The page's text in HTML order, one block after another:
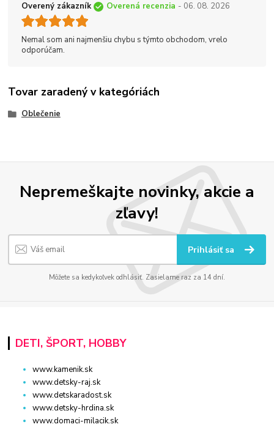
Overený zákazník Overená recenzia - 06. 08. 2026
Nemal som ani najmenšiu chybu s týmto obchodom, vrelo
odporúčam.
Tovar zaradený v kategóriách
Oblečenie
Nepremeškajte novinky, akcie a
zľavy!
Prihlásiť sa
Môžete sa kedykoľvek odhlásiť. Zasielame raz za 14 dní.
DETI, ŠPORT, HOBBY
www.kamenik.sk
www.detsky-raj.sk
www.detskaradost.sk
www.detsky-hrdina.sk
www.domaci-milacik.sk